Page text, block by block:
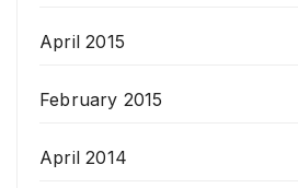
April 2015
February 2015
April 2014